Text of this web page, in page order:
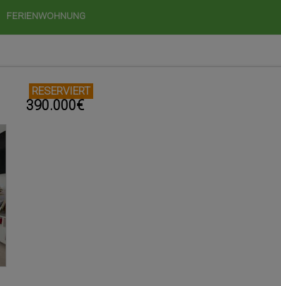
FERIENWOHNUNG
RESERVIERT
390.000€